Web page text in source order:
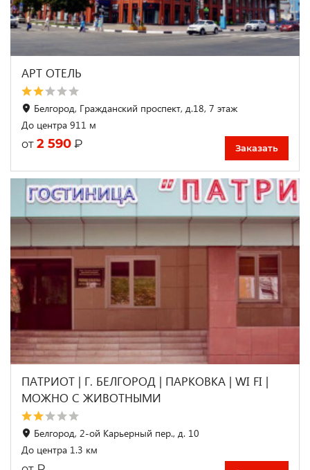
АРТ ОТЕЛЬ
Белгород, Гражданский проспект, д.18, 7 этаж
До центра 911 м
от 2 590 ₽ Заказать
ПАТРИОТ | Г. БЕЛГОРОД | ПАРКОВКА | WI FI |
МОЖНО С ЖИВОТНЫМИ
Белгород, 2-ой Карьерный пер., д. 10
До центра 1.3 км